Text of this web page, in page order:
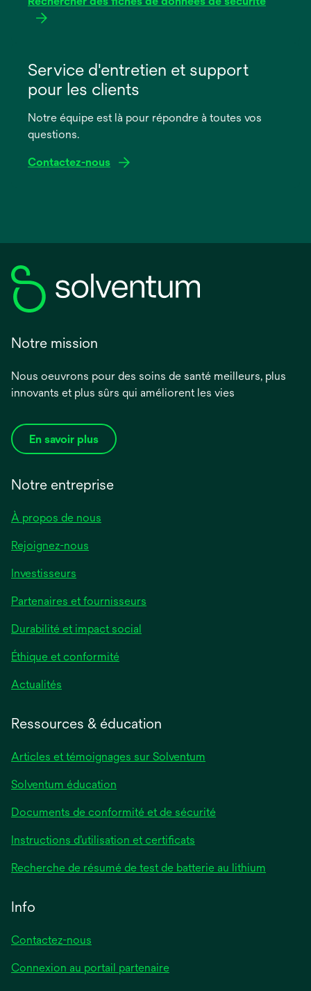
dans
nouvel
onglet
Service d'entretien et support
pour les clients
Notre équipe est là pour répondre à toutes vos
questions.
Contactez-nous
Notre mission
Nous oeuvrons pour des soins de santé meilleurs, plus
innovants et plus sûrs qui améliorent les vies
En savoir plus
Notre entreprise
À propos de nous
Rejoignez-nous
Investisseurs
Partenaires et fournisseurs
Durabilité et impact social
Éthique et conformité
Actualités
Ressources & éducation
Articles et témoignages sur Solventum
Solventum éducation
Documents de conformité et de sécurité
Instructions d’utilisation et certificats
Recherche de résumé de test de batterie au lithium
Info
Contactez-nous
Connexion au portail partenaire